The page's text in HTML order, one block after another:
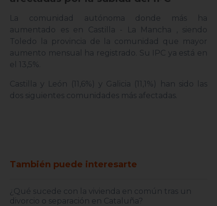
La comunidad autónoma donde más ha
aumentado es en Castilla - La Mancha , siendo
Toledo la provincia de la comunidad que mayor
aumento mensual ha registrado. Su IPC ya está en
el 13,5%.
Castilla y León (11,6%) y Galicia (11,1%) han sido las
dos siguientes comunidades más afectadas.
También puede interesarte
¿Qué sucede con la vivienda en común tras un
divorcio o separación en Cataluña?